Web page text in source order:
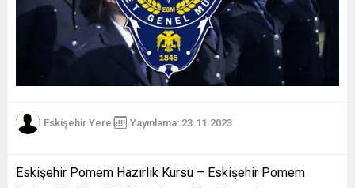
Eskişehir Yerel Yayınlama: 23.11.2023
Eskişehir Pomem Hazırlık Kursu – Eskişehir Pomem